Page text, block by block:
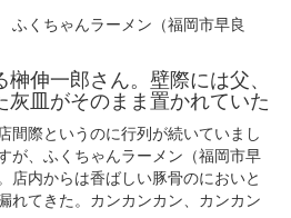
くちゃんラーメン（福岡市早良
伸一郎さん。壁際には父、
皿がそのまま置かれていた
間際というのに行列が続いていまし
が、ふくちゃんラーメン（福岡市早
店内からは香ばしい豚骨のにおいと
れてきた。カンカンカン、カンカン